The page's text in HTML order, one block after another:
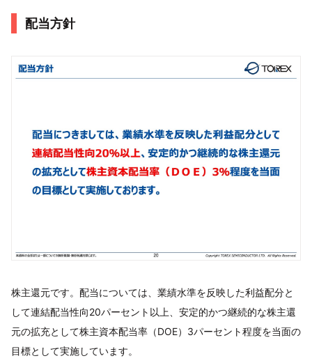
配当方針
株主還元です。配当については、業績水準を反映した利益配分と
して連結配当性向20パーセント以上、安定的かつ継続的な株主還
元の拡充として株主資本配当率（DOE）3パーセント程度を当面の
目標として実施しています。